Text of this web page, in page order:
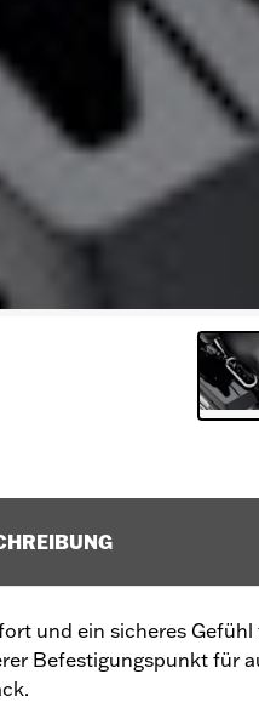
und ein sicheres
Befestigungspunkt für